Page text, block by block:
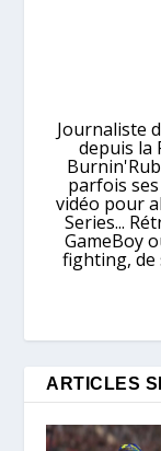
Journaliste
depuis la
parfois
vidéo pour
Series...
GameBoy
fighting, de
ARTICLES